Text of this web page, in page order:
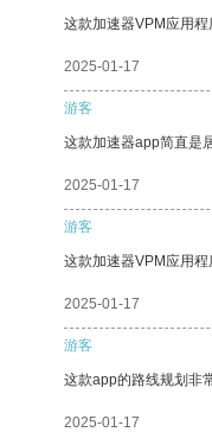
这款加速器VPM应用程
2025-01-17
游客
这款加速器app简直是
2025-01-17
游客
这款加速器VPM应用
2025-01-17
游客
这款app的路线规划非
2025-01-17